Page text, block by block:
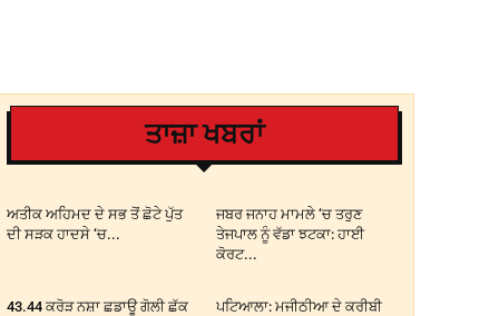
ਤਾਜ਼ਾ ਖਬਰਾਂ
ਅਤੀਕ ਅਹਿਮਦ ਦੇ ਸਭ ਤੋਂ ਛੋਟੇ ਪੁੱਤ
ਦੀ ਸੜਕ ਹਾਦਸੇ ‘ਚ...
ਜਬਰ ਜਨਾਹ ਮਾਮਲੇ ‘ਚ ਤਰੁਣ
ਤੇਜਪਾਲ ਨੂੰ ਵੱਡਾ ਝਟਕਾ: ਹਾਈ
ਕੋਰਟ...
43.44 ਕਰੋੜ ਨਸ਼ਾ ਛਡਾਊ ਗੋਲੀ ਛੱਕ
ਪਟਿਆਲਾ: ਮਜੀਠੀਆ ਦੇ ਕਰੀਬੀ